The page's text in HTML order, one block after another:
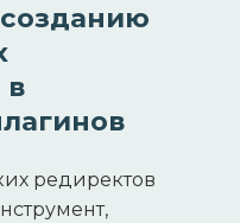
в
редиректов